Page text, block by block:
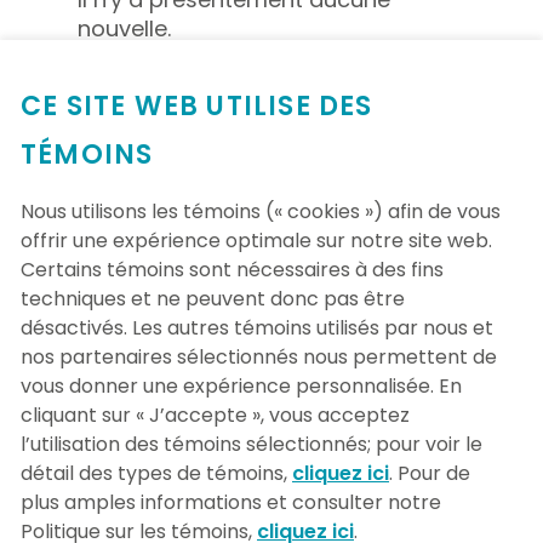
nouvelle.
CE SITE WEB UTILISE DES
TÉMOINS
Nous utilisons les témoins (« cookies ») afin de vous
offrir une expérience optimale sur notre site web.
Certains témoins sont nécessaires à des fins
techniques et ne peuvent donc pas être
désactivés. Les autres témoins utilisés par nous et
nos partenaires sélectionnés nous permettent de
vous donner une expérience personnalisée. En
cliquant sur « J’accepte », vous acceptez
l’utilisation des témoins sélectionnés; pour voir le
détail des types de témoins, cliquez ici. Pour de
plus amples informations et consulter notre
Politique sur les témoins, cliquez ici.